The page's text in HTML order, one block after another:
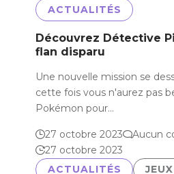
ACTUALITÉS
Découvrez Détective
flan disparu
Une nouvelle mission se
cette fois vous n'aurez pas
Pokémon pour…
27 octobre 2023
Aucun
27 octobre 2023
ACTUALITÉS
JEUX